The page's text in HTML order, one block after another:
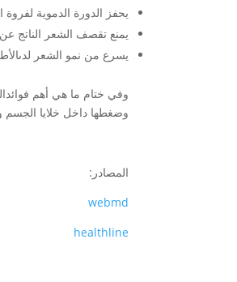
يحفز الدورة الدموية
يمنع تقصف الشعر الناتج
يسرع من نمو الشعر
وفي ختام ما هي أهم
وضغطها داخل خلايا الجسم
المصادر:
webmd
healthline